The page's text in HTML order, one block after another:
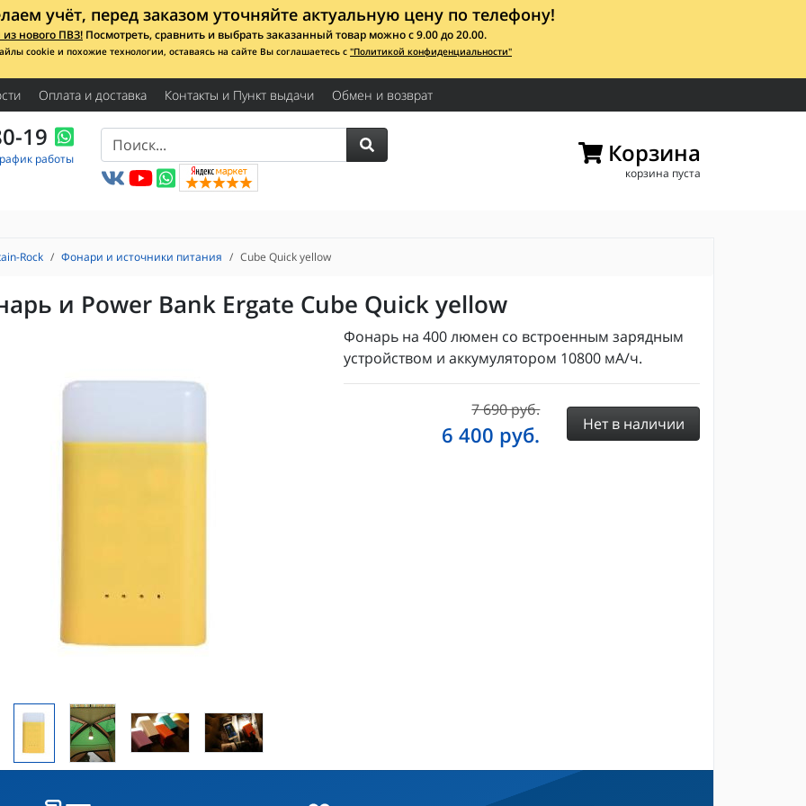
учёт, перед заказом уточняйте актуальную цену по телефону!
нового ПВЗ! Посмотреть, сравнить и выбрать заказанный товар можно с 9.00 до 20.00.
cookie и похожие технологии, оставаясь на сайте Вы соглашаетесь с "Политикой конфиденциальности"
Оплата и доставка Контакты и Пункт выдачи Обмен и возврат
19
работы Корзина
корзина пуста
Rock Фонари и источники питания Cube Quick yellow
и Power Bank Ergate Cube Quick yellow
Фонарь на 400 люмен со встроенным зарядным
устройством и аккумулятором 10800 мА/ч.
7 690 руб.
6 400 руб. Нет в наличии